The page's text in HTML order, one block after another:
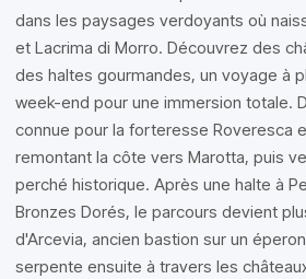
dans les paysages verdoyants où
et Lacrima di Morro. Découvrez des
des haltes gourmandes, un voyage à
week-end pour une immersion totale.
connue pour la forteresse Roveresca
remontant la côte vers Marotta, puis
perché historique. Après une halte à
Bronzes Dorés, le parcours devient
d'Arcevia, ancien bastion sur un
serpente ensuite à travers les